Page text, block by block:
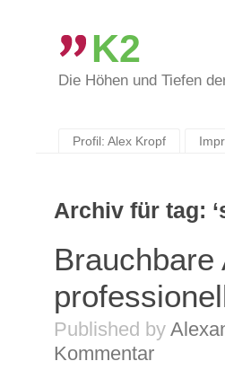
K2
Die Höhen und Tiefen
Profil: Alex Kropf
Archiv für tag:
Published by
Kommentar